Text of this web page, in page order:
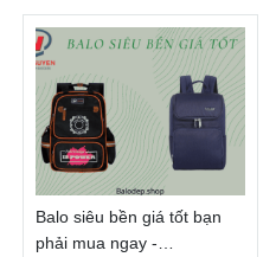
mang đi học hợp thời trang
có phong cách, sự tinh tế
và bổ sung hoàn hảo cho
trang phục đi học của bạn
là thứ cần phải có. Và để
sử dụng không
gian một chiếc cặp tối đa
nhất, bạn hãy theo dõi bài
viết dưới đây nhé!
Balodep.shop|Chuyên Balo-
Balo siêu bền giá tốt bạn
phải mua ngay -